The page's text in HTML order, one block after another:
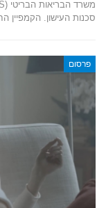
סכנות העישון. הקמפיין
פרסום